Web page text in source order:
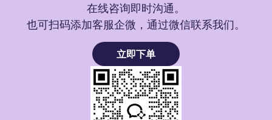
在线咨询即时沟通。
也可扫码添加客服企微，通过微信联系我们。
立即下单